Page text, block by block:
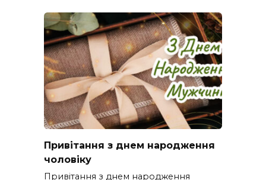
Привітання з днем народження
чоловіку
Привітання з днем народження